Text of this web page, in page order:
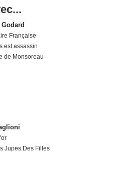
Française
est assassin
de Monsoreau
Jupes Des Filles